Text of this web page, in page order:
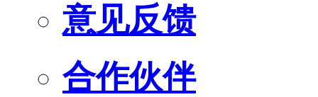
意见反馈
合作伙伴